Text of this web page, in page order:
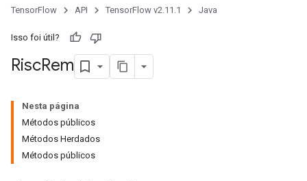
TensorFlow API TensorFlow v2.11.1 Java
Isso foi útil?
RiscRem
Nesta página
Métodos públicos
Métodos Herdados
Métodos públicos